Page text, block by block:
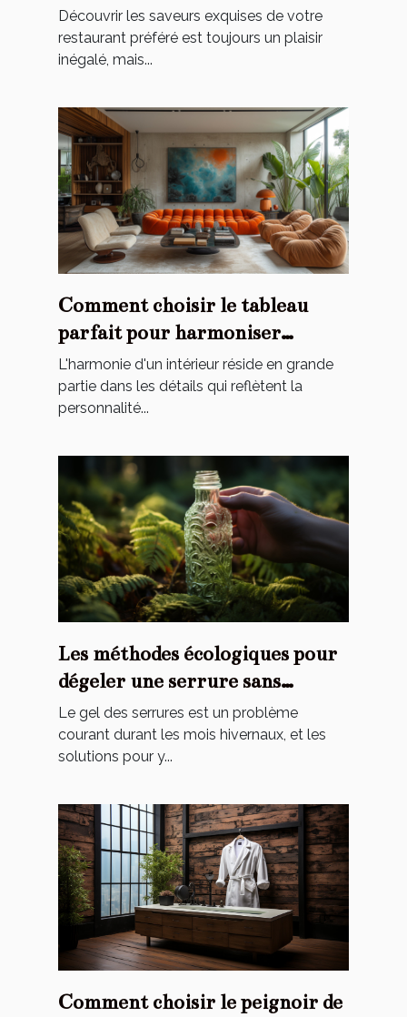
Découvrir les saveurs exquises de votre
restaurant préféré est toujours un plaisir
inégalé, mais...
Comment choisir le tableau
parfait pour harmoniser
l'ambiance de votre maison
L'harmonie d'un intérieur réside en grande
partie dans les détails qui reflètent la
personnalité...
Les méthodes écologiques pour
dégeler une serrure sans
endommager l'environnement
Le gel des serrures est un problème
courant durant les mois hivernaux, et les
solutions pour y...
Comment choisir le peignoir de